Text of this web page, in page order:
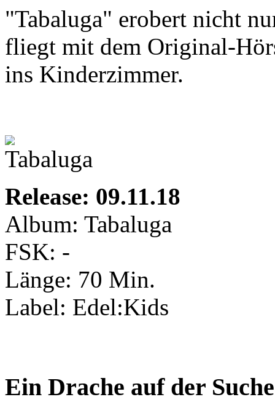
"Tabaluga" erobert nicht
fliegt mit dem Original-
ins Kinderzimmer.
Release: 09.11.18
Album: Tabaluga
FSK: -
Länge: 70 Min.
Label: Edel:Kids
Ein Drache auf der